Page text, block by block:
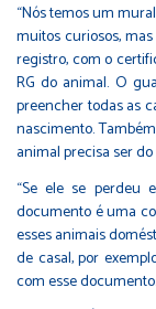
“Nós temos um
muitos curiosos,
registro, com o
RG do animal. O
preencher todas as
nascimento.
animal precisa ser
“Se ele se perdeu
documento é uma
esses animais
de casal, por
com esse